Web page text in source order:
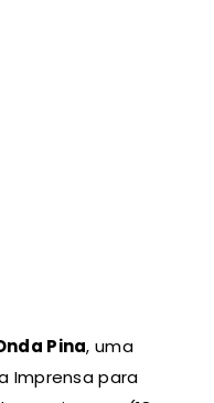
Pina, uma
Imprensa para